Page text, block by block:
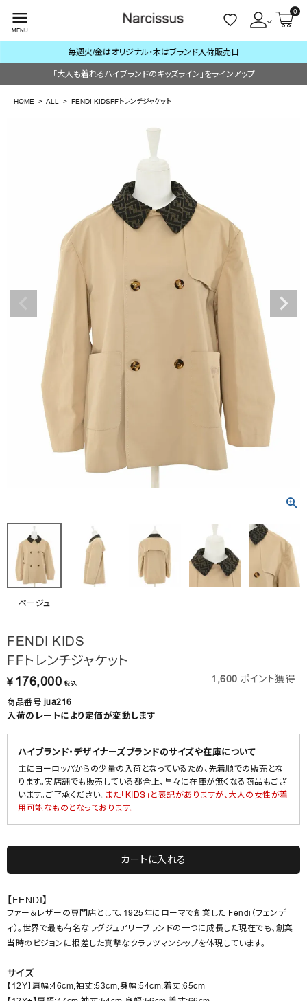
menu
MENU
0
ようこそ ゲスト 様
RANKING
RE STOCK
COMING SOON
TOPICS
JOURNAL
はじめてご利用の方へ
お問い合わせ
毎週火/金はオリジナル・木はブランド入荷販売日
「大人も着れるハイブランドのキッズライン」をラインアップ
HOME ALL FENDI KIDSFFトレンチジャケット
ベージュ
FENDI KIDS
FFトレンチジャケット
¥ 176,000 税込 1,600 ポイント獲得
商品番号 jua216
入荷のレートにより定価が変動します
ハイブランド・デザイナーズブランドのサイズや在庫について
主にヨーロッパからの少量の入荷となっているため、先着順での販売とな
ります。実店舗でも販売している都合上、早々に在庫が無くなる商品もござ
います。ご了承ください。 また「KIDS」と表記がありますが、大人の女性が着
用可能なものとなっております。
カートに入れる
【FENDI】
ファー＆レザーの専門店として、1925年にローマで創業した Fendi（フェンデ
ィ）。世界で最も有名なラグジュアリーブランドの一つに成長した現在でも、創業
当時のビジョンに根差した真摯なクラフツマンシップを体現しています。
サイズ
【12Y】肩幅:46cm,袖丈:53cm,身幅:54cm,着丈:65cm